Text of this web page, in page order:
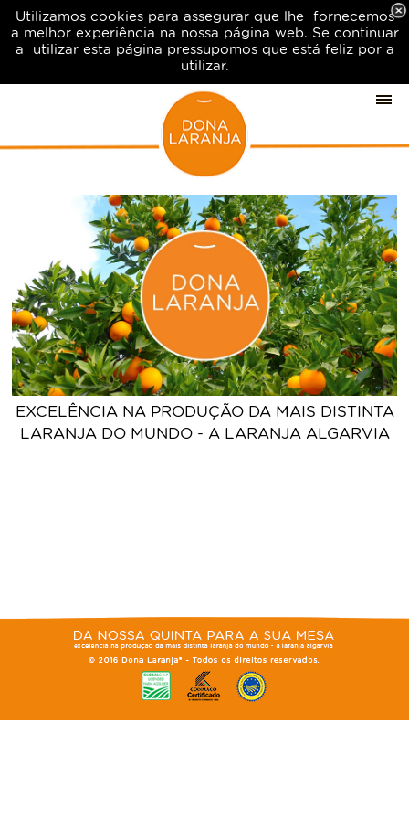
Utilizamos cookies para assegurar que lhe fornecemos
a melhor experiência na nossa página web. Se continuar
a utilizar esta página pressupomos que está feliz por a
utilizar.
EXCELÊNCIA NA PRODUÇÃO DA MAIS DISTINTA
LARANJA DO MUNDO - A LARANJA ALGARVIA